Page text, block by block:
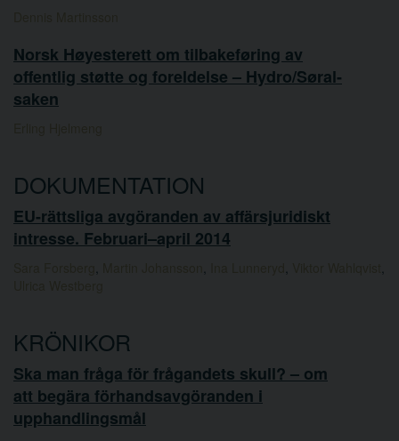
Norsk Høyesterett om tilbakeføring av
offentlig støtte og foreldelse – Hydro/Søral-
saken
DOKUMENTATION
EU-rättsliga avgöranden av affärsjuridiskt
intresse. Februari–april 2014
KRÖNIKOR
Ska man fråga för frågandets skull? – om
att begära förhandsavgöranden i
upphandlingsmål